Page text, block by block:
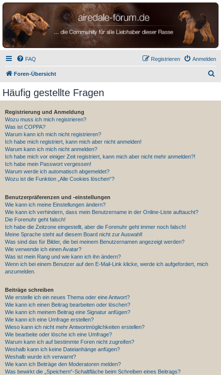
airedale-forum.de
FAQ Anmelden
Registrieren
Foren-Übersicht
Häufig gestellte Fragen
Registrierung und Anmeldung
Wozu muss ich mich registrieren?
Was ist COPPA?
Warum kann ich mich nicht registrieren?
Ich habe mich registriert, kann mich aber nicht anmelden!
Warum kann ich mich nicht anmelden?
Ich habe mich vor einiger Zeit registriert, kann mich aber nicht mehr anmelden?!
Ich habe mein Passwort vergessen!
Warum werde ich automatisch abgemeldet?
Wozu ist die Funktion „Alle Cookies löschen“?
Benutzerpräferenzen und -einstellungen
Wie kann ich meine Einstellungen ändern?
Wie kann ich verhindern, dass mein Benutzername in der Online-Liste auftaucht?
Die Forenuhr geht falsch!
Ich habe die Zeitzone eingestellt, aber die Forenuhr geht immer noch falsch!
Meine Sprache steht auf diesem Board nicht zur Auswahl!
Was sind das für Bilder, die bei meinem Benutzernamen angezeigt werden?
Wie verwende ich einen Avatar?
Was ist mein Rang und wie kann ich ihn ändern?
Wenn ich bei einem Benutzer auf den E-Mail-Link klicke, werde ich aufgefordert, mich
anzumelden.
Beiträge schreiben
Wie erstelle ich ein neues Thema oder eine Antwort?
Wie kann ich einen Beitrag bearbeiten oder löschen?
Wie kann ich meinem Beitrag eine Signatur anfügen?
Wie kann ich eine Umfrage erstellen?
Wieso kann ich nicht mehr Antwortmöglichkeiten erstellen?
Wie bearbeite oder lösche ich eine Umfrage?
Warum kann ich auf bestimmte Foren nicht zugreifen?
Weshalb kann ich keine Dateianhänge anfügen?
Weshalb wurde ich verwarnt?
Wie kann ich Beiträge den Moderatoren melden?
Was bewirkt die „Speichern“-Schaltfläche beim Schreiben eines Beitrags?